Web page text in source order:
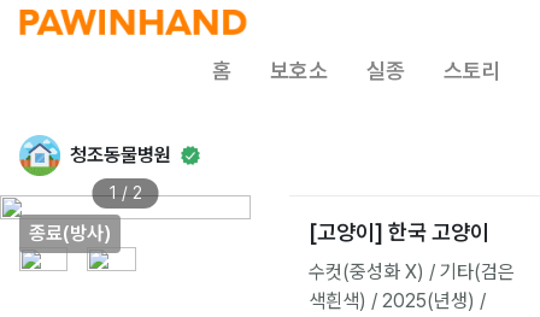
홈 보호소 실종 스토리
청조동물병원
종료(방사)
1 / 2
[고양이] 한국 고양이
수컷(중성화 X) / 기타(검은
색흰색) / 2025(년생) /